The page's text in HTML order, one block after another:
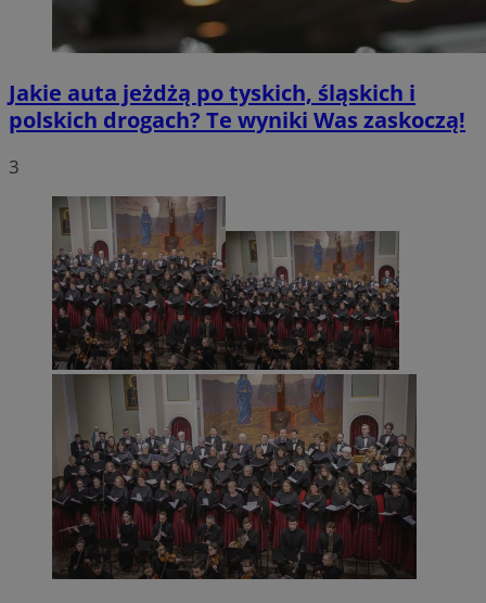
Jakie auta jeżdżą po tyskich, śląskich i
polskich drogach? Te wyniki Was zaskoczą!
3